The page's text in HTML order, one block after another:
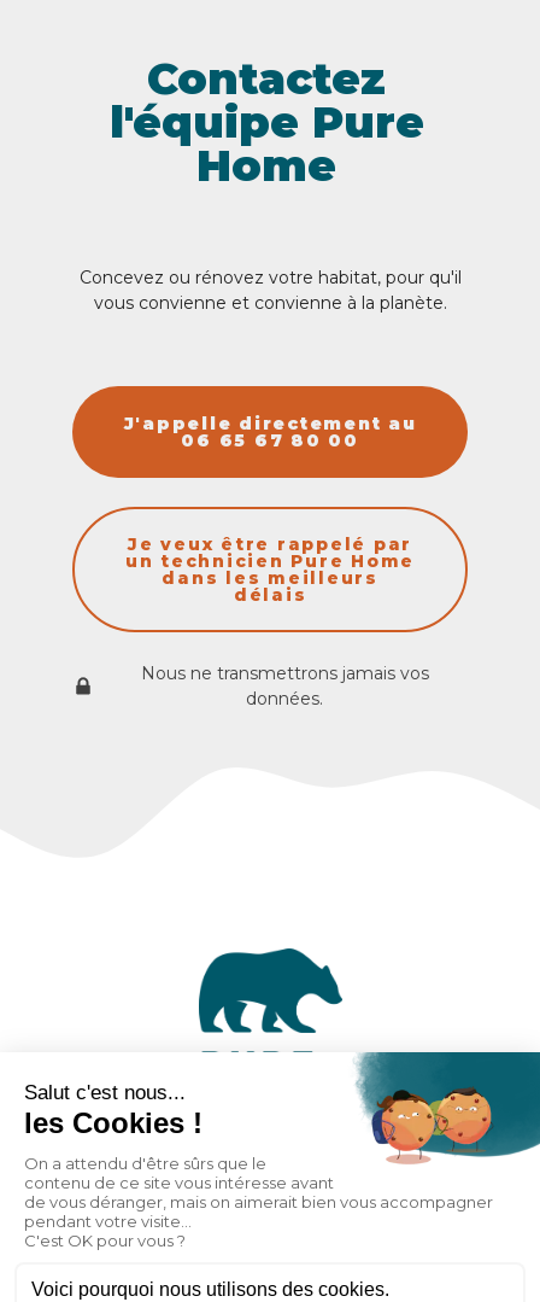
Contactez
l'équipe Pure
Home
Concevez ou rénovez votre habitat, pour qu'il
vous convienne et convienne à la planète.
J'appelle directement au
06 65 67 80 00
Je veux être rappelé par
un technicien Pure Home
dans les meilleurs
délais
Nous ne transmettrons jamais vos
données.
Laissez-nous votre avis directement sur notre fiche
Google !